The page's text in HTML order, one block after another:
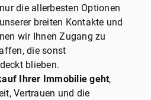
die allerbesten Optionen
breiten Kontakte und
wir Ihnen Zugang zu
die sonst
blieben.
Ihrer Immobilie geht,
Vertrauen und die